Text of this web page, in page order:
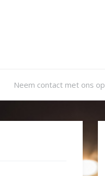
Neem contact met ons op